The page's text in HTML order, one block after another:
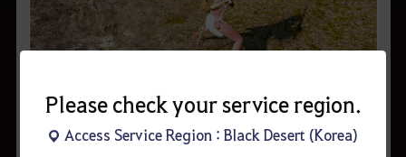
Please check your service region.
Access Service Region : Black Desert (Korea)
▲ 먼저 공격한 캐릭터가 붉은 색으로 표시됩니다.
상대방 캐릭터를 먼저 공격하기 위해서는 <Alt+C>를 눌러 PvP모드를 활성화